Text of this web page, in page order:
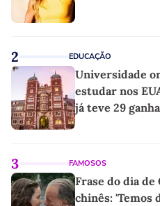
2 EDUCAÇÃO
Universidade
estudar nos
já teve 29
3 FAMOSOS
Frase do dia
chinês: 'Temos